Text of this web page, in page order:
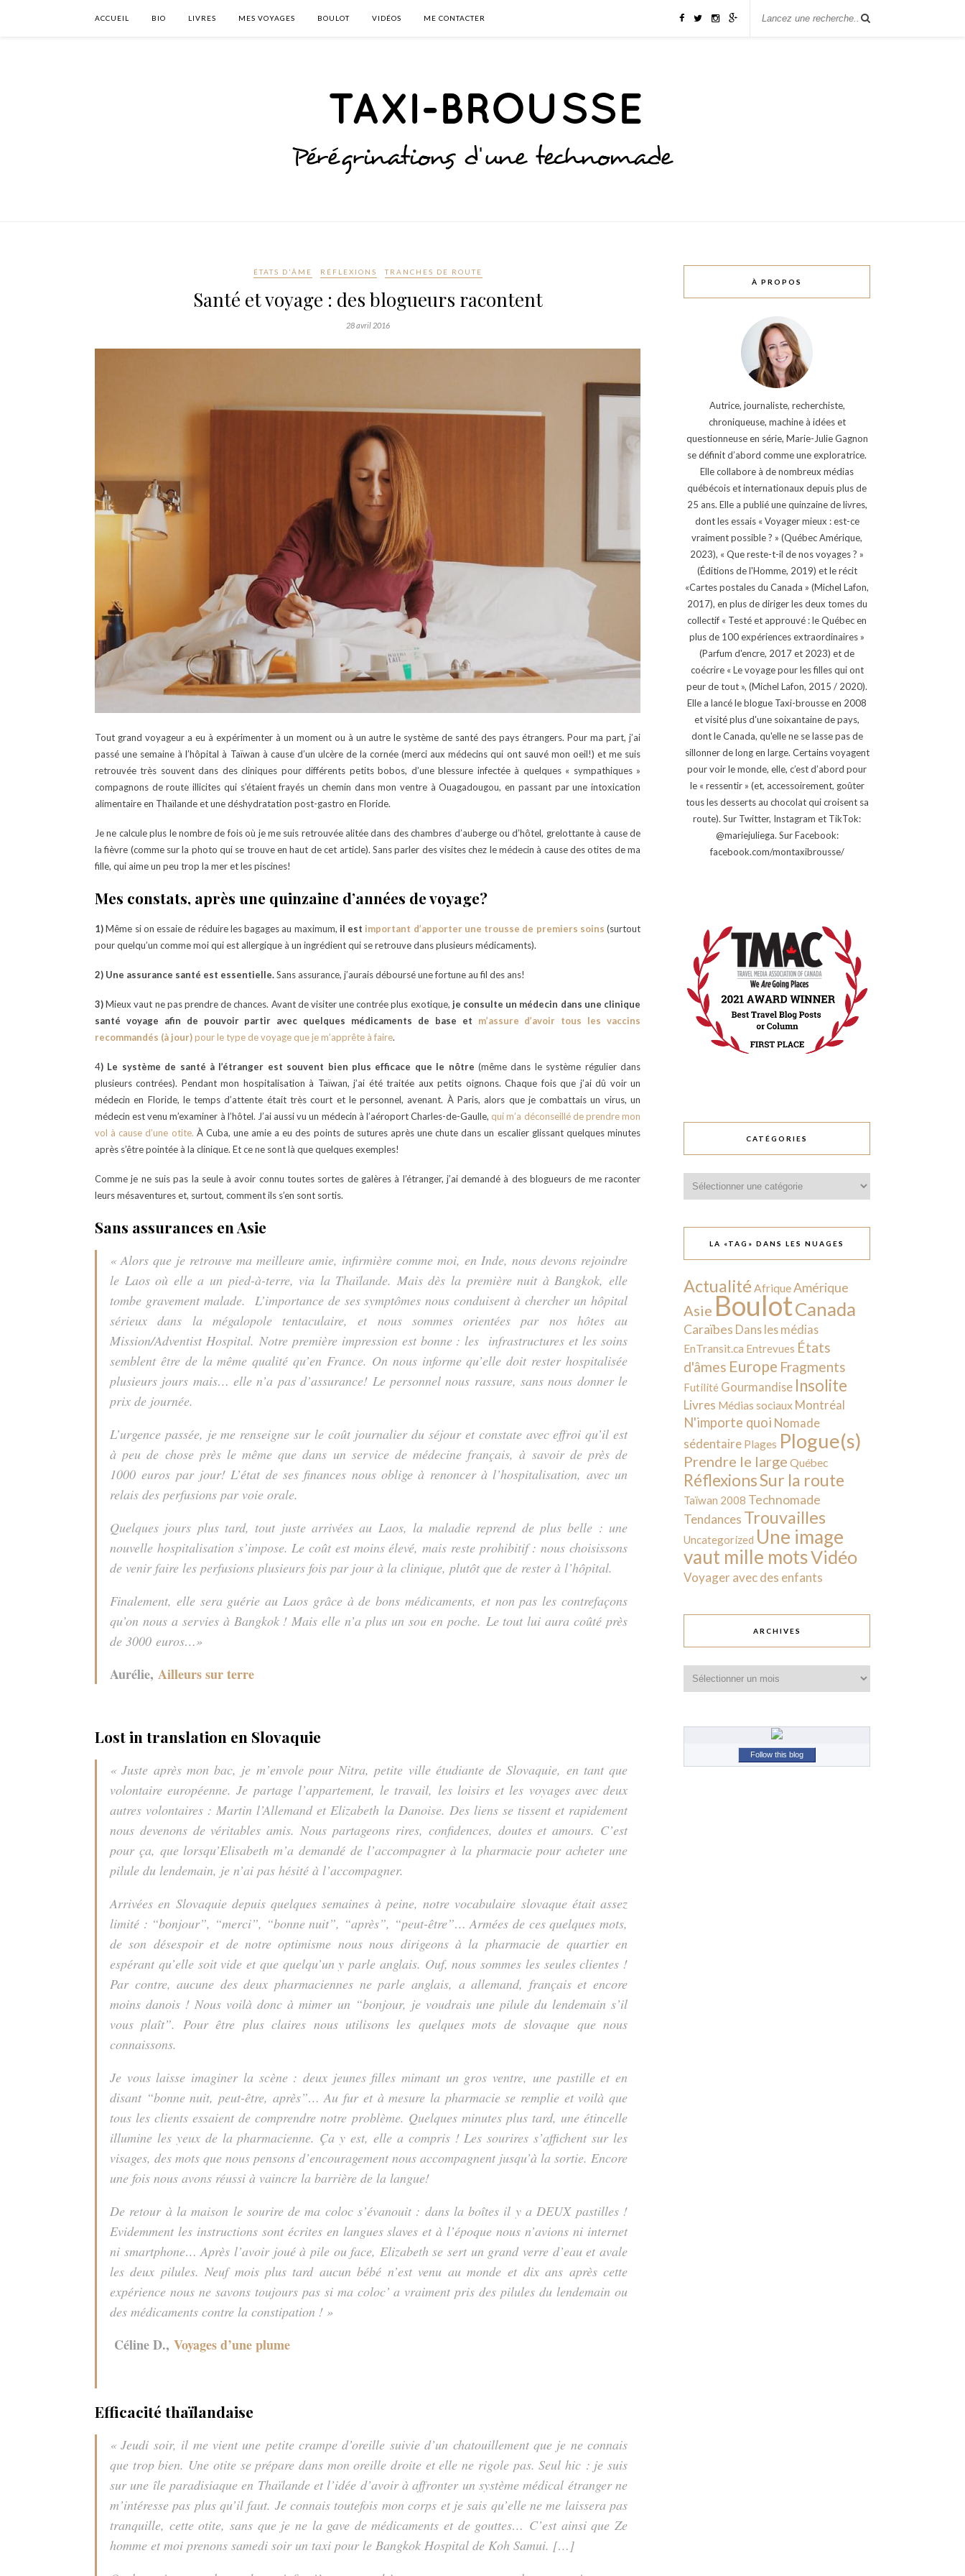
ACCUEIL BIO LIVRES MES VOYAGES BOULOT VIDÉOS ME CONTACTER
ÉTATS D'ÂME RÉFLEXIONS TRANCHES DE ROUTE
Santé et voyage : des blogueurs racontent
28 avril 2016
Tout grand voyageur a eu à expérimenter à un moment ou à un autre le système de santé des pays étrangers. Pour ma part, j’ai
passé une semaine à l’hôpital à Taïwan à cause d’un ulcère de la cornée (merci aux médecins qui ont sauvé mon oeil!) et me suis
retrouvée très souvent dans des cliniques pour différents petits bobos, d’une blessure infectée à quelques « sympathiques »
compagnons de route illicites qui s’étaient frayés un chemin dans mon ventre à Ouagadougou, en passant par une intoxication
alimentaire en Thaïlande et une déshydratation post-gastro en Floride.
Je ne calcule plus le nombre de fois où je me suis retrouvée alitée dans des chambres d’auberge ou d’hôtel, grelottante à cause de
la fièvre (comme sur la photo qui se trouve en haut de cet article). Sans parler des visites chez le médecin à cause des otites de ma
fille, qui aime un peu trop la mer et les piscines!
Mes constats, après une quinzaine d’années de voyage?
1)Même si on essaie de réduire les bagages au maximum, il est important d’apporter une trousse de premiers soins (surtout
pour quelqu’un comme moi qui est allergique à un ingrédient qui se retrouve dans plusieurs médicaments).
2) Une assurance santé est essentielle.Sans assurance, j’aurais déboursé une fortune au fil des ans!
3)Mieux vaut ne pas prendre de chances. Avant de visiter une contrée plus exotique, je consulte un médecin dans une clinique
santé voyage afin de pouvoir partir avec quelques médicaments de base et m’assure d’avoir tous les vaccins
recommandés (à jour)pour le type de voyage que je m’apprête à faire.
4) Le système de santé à l’étranger est souvent bien plus efficace que le nôtre (même dans le système régulier dans
plusieurs contrées). Pendant mon hospitalisation à Taïwan, j’ai été traitée aux petits oignons. Chaque fois que j’ai dû voir un
médecin en Floride, le temps d’attente était très court et le personnel, avenant. À Paris, alors que je combattais un virus, un
médecin est venu m’examiner à l’hôtel. J’ai aussi vu un médecin à l’aéroport Charles-de-Gaulle, qui m’a déconseillé de prendre mon
vol à cause d’une otite. À Cuba, une amie a eu des points de sutures après une chute dans un escalier glissant quelques minutes
après s’être pointée à la clinique. Et ce ne sont là que quelques exemples!
Comme je ne suis pas la seule à avoir connu toutes sortes de galères à l’étranger, j’ai demandé à des blogueurs de me raconter
leurs mésaventures et, surtout, comment ils s’en sont sortis.
Sans assurances en Asie
« Alors que je retrouve ma meilleure amie, infirmière comme moi, en Inde, nous devons rejoindre
le Laos où elle a un pied-à-terre, via la Thaïlande. Mais dès la première nuit à Bangkok, elle
tombe gravement malade. L’importance de ses symptômes nous conduisent à chercher un hôpital
sérieux dans la mégalopole tentaculaire, et nous sommes orientées par nos hôtes au
Mission/Adventist Hospital. Notre première impression est bonne : les infrastructures et les soins
semblent être de la même qualité qu’en France. On nous informe qu’elle doit rester hospitalisée
plusieurs jours mais… elle n’a pas d’assurance! Le personnel nous rassure, sans nous donner le
prix de journée.
L’urgence passée, je me renseigne sur le coût journalier du séjour et constate avec effroi qu’il est
à peu de chose près le même que dans un service de médecine français, à savoir de près de
1000 euros par jour! L’état de ses finances nous oblige à renoncer à l’hospitalisation, avec un
relais des perfusions par voie orale.
Quelques jours plus tard, tout juste arrivées au Laos, la maladie reprend de plus belle : une
nouvelle hospitalisation s’impose. Le coût est moins élevé, mais reste prohibitif : nous choisissons
de venir faire les perfusions plusieurs fois par jour à la clinique, plutôt que de rester à l’hôpital.
Finalement, elle sera guérie au Laos grâce à de bons médicaments, et non pas les contrefaçons
qu’on nous a servies à Bangkok ! Mais elle n’a plus un sou en poche. Le tout lui aura coûté près
de 3000 euros…»
Aurélie, Ailleurs sur terre
Lost in translation en Slovaquie
« Juste après mon bac, je m’envole pour Nitra, petite ville étudiante de Slovaquie, en tant que
volontaire européenne. Je partage l’appartement, le travail, les loisirs et les voyages avec deux
autres volontaires : Martin l’Allemand et Elizabeth la Danoise. Des liens se tissent et rapidement
nous devenons de véritables amis. Nous partageons rires, confidences, doutes et amours. C’est
pour ça, que lorsqu’Elisabeth m’a demandé de l’accompagner à la pharmacie pour acheter une
pilule du lendemain, je n’ai pas hésité à l’accompagner.
Arrivées en Slovaquie depuis quelques semaines à peine, notre vocabulaire slovaque était assez
limité : “bonjour”, “merci”, “bonne nuit”, “après”, “peut-être”… Armées de ces quelques mots,
de son désespoir et de notre optimisme nous nous dirigeons à la pharmacie de quartier en
espérant qu’elle soit vide et que quelqu’un y parle anglais. Ouf, nous sommes les seules clientes !
Par contre, aucune des deux pharmaciennes ne parle anglais, a allemand, français et encore
moins danois ! Nous voilà donc à mimer un “bonjour, je voudrais une pilule du lendemain s’il
vous plaît”. Pour être plus claires nous utilisons les quelques mots de slovaque que nous
connaissons.
Je vous laisse imaginer la scène : deux jeunes filles mimant un gros ventre, une pastille et en
disant “bonne nuit, peut-être, après”… Au fur et à mesure la pharmacie se remplie et voilà que
tous les clients essaient de comprendre notre problème. Quelques minutes plus tard, une étincelle
illumine les yeux de la pharmacienne. Ça y est, elle a compris ! Les sourires s’affichent sur les
visages, des mots que nous pensons d’encouragement nous accompagnent jusqu’à la sortie. Encore
une fois nous avons réussi à vaincre la barrière de la langue!
De retour à la maison le sourire de ma coloc s’évanouit : dans la boîtes il y a DEUX pastilles !
Evidemment les instructions sont écrites en langues slaves et à l’époque nous n’avions ni internet
ni smartphone… Après l’avoir joué à pile ou face, Elizabeth se sert un grand verre d’eau et avale
les deux pilules. Neuf mois plus tard aucun bébé n’est venu au monde et dix ans après cette
expérience nous ne savons toujours pas si ma coloc’ a vraiment pris des pilules du lendemain ou
des médicaments contre la constipation ! »
Céline D., Voyages d’une plume
Efficacité thaïlandaise
« Jeudi soir, il me vient une petite crampe d’oreille suivie d’un chatouillement que je ne connais
que trop bien. Une otite se prépare dans mon oreille droite et elle ne rigole pas. Seul hic : je suis
sur une île paradisiaque en Thaïlande et l’idée d’avoir à affronter un système médical étranger ne
m’intéresse pas plus qu’il faut. Je connais toutefois mon corps et je sais qu’elle ne me laissera pas
tranquille, cette otite, sans que je ne la gave de médicaments et de gouttes… C’est ainsi que Ze
homme et moi prenons samedi soir un taxi pour le Bangkok Hospital de Koh Samui. [… ]
À PROPOS
Autrice, journaliste, recherchiste,
chroniqueuse, machine à idées et
questionneuse en série, Marie-Julie Gagnon
se définit d’abord comme une exploratrice.
Elle collabore à de nombreux médias
québécois et internationaux depuis plus de
25 ans. Elle a publié une quinzaine de livres,
dont les essais « Voyager mieux : est-ce
vraiment possible ? » (Québec Amérique,
2023), « Que reste-t-il de nos voyages ? »
(Éditions de l'Homme, 2019) et le récit
«Cartes postales du Canada » (Michel Lafon,
2017), en plus de diriger les deux tomes du
collectif « Testé et approuvé : le Québec en
plus de 100 expériences extraordinaires »
(Parfum d'encre, 2017 et 2023) et de
coécrire « Le voyage pour les filles qui ont
peur de tout », (Michel Lafon, 2015 / 2020).
Elle a lancé le blogue Taxi-brousse en 2008
et visité plus d'une soixantaine de pays,
dont le Canada, qu'elle ne se lasse pas de
sillonner de long en large. Certains voyagent
pour voir le monde, elle, c’est d’abord pour
le « ressentir » (et, accessoirement, goûter
tous les desserts au chocolat qui croisent sa
route). Sur Twitter, Instagram et TikTok:
@mariejuliega. Sur Facebook:
facebook.com/montaxibrousse/
CATÉGORIES
LA «TAG» DANS LES NUAGES
Actualité AfriqueAmérique
Asie BoulotCanada
Caraïbes Dans les médias
EnTransit.ca Entrevues États
d'âmes Europe Fragments
Futilité Gourmandise Insolite
Livres Médias sociaux Montréal
N'importe quoi Nomade
sédentaire Plages Plogue(s)
Prendre le large Québec
RéflexionsSur la route
Taïwan 2008 Technomade
Tendances Trouvailles
Uncategorized Une image
vaut mille motsVidéo
Voyager avec des enfants
ARCHIVES
Follow this blog